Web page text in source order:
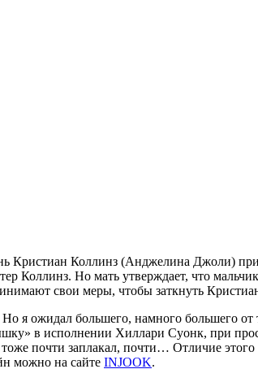
Кристиан Коллинз (Анджелина Джоли)
Коллинз. Но мать утверждает, что
свои меры, чтобы заткнуть
я ожидал большего, намного большего
в исполнении Хиллари Суонк, при
почти заплакал, почти… Отличие
можно на сайте INJOOK.